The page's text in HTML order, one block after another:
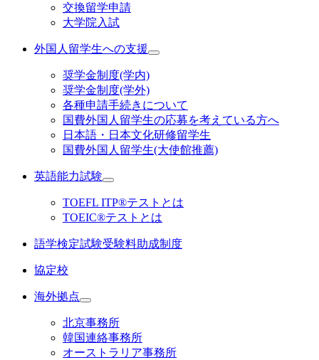
交換留学申請
大学院入試
外国人留学生への支援
奨学金制度(学内)
奨学金制度(学外)
各種申請手続きについて
国費外国人留学生の応募を考えている方へ
日本語・日本文化研修留学生
国費外国人留学生(大使館推薦)
英語能力試験
TOEFL ITP®テストとは
TOEIC®テストとは
語学検定試験受験料助成制度
協定校
海外拠点
北京事務所
韓国連絡事務所
オーストラリア事務所